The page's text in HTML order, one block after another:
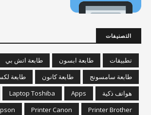
التصنيفات
تطبيقات طابعة ابسون طابعة اتش بي
طابعة سامسونج
طابعة كانون
طابعة
هواتف ذكية
Apps
Laptop Toshiba
Printer Brother
Printer Canon